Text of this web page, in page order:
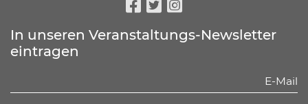
Facebook
TwitterInstagram
In unseren Veranstaltungs-Newsletter
eintragen